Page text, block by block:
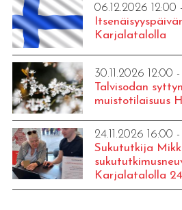
06.12.2026 12:00
Karjalatalolla
30.11.2026 12:00
Talvisodan
muistotilaisuus
24.11.2026 16:00
Sukututkija
Karjalatalolla